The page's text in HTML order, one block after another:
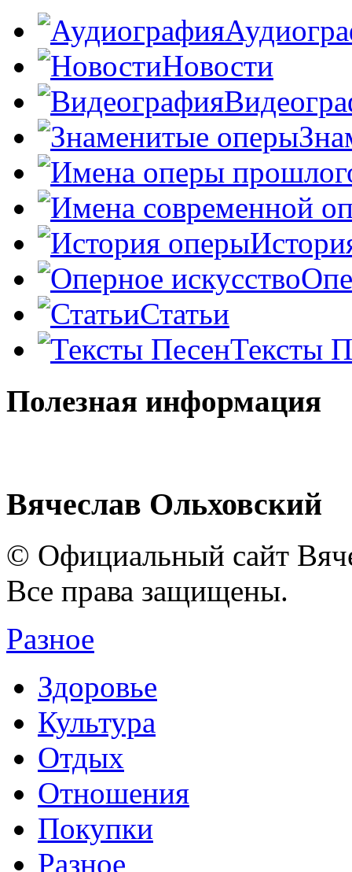
Новости
Статьи
Тексты
Полезная информация
Вячеслав Ольховский
© Официальный сайт
Все права защищены.
Разное
Здоровье
Культура
Отдых
Отношения
Покупки
Разное